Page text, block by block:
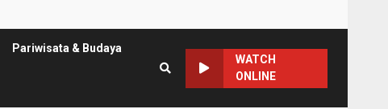
Pariwisata & Budaya
WATCH
ONLINE